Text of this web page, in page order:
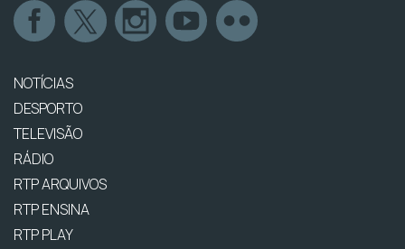
NOTÍCIAS
DESPORTO
TELEVISÃO
RÁDIO
RTP ARQUIVOS
RTP ENSINA
RTP PLAY